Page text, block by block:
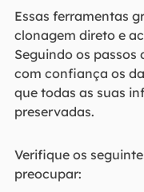
Essas ferramentas
clonagem direto e
Seguindo os passos
com confiança os
que todas as suas
preservadas.
Verifique os
preocupar: